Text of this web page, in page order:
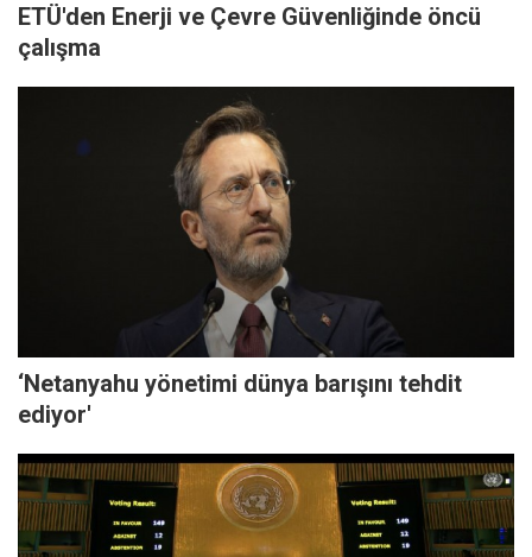
ETÜ'den Enerji ve Çevre Güvenliğinde öncü
çalışma
‘Netanyahu yönetimi dünya barışını tehdit
ediyor'